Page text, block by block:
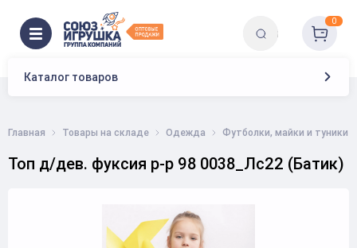
Каталог товаров
0
Главная Товары на складе Одежда Футболки, майки и туники
Топ д/дев. фуксия р-р 98 0038_Лс22 (Батик)